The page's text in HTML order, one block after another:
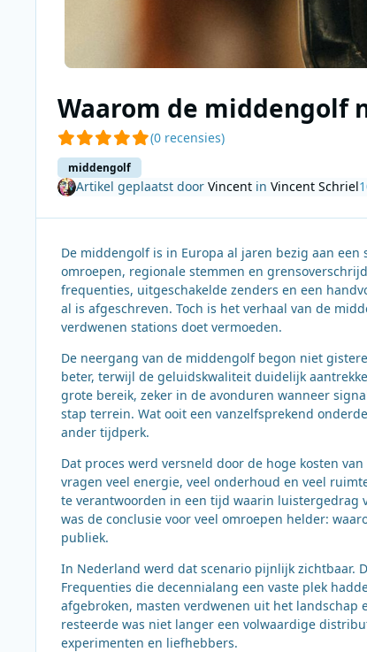
Waarom de middengolf
(0 recensies)
middengolf
Artikel geplaatst door Vincentin Vincent Schriel
De middengolf is in Europa al jaren bezig aan
omroepen, regionale stemmen en
frequenties, uitgeschakelde zenders en een
al is afgeschreven. Toch is het verhaal van de
verdwenen stations doet vermoeden.
De neergang van de middengolf begon niet
beter, terwijl de geluidskwaliteit duidelijk
grote bereik, zeker in de avonduren wanneer
stap terrein. Wat ooit een vanzelfsprekend
ander tijdperk.
Dat proces werd versneld door de hoge kosten
vragen veel energie, veel onderhoud en veel
te verantwoorden in een tijd waarin luistergedrag
was de conclusie voor veel omroepen helder:
publiek.
In Nederland werd dat scenario pijnlijk zichtbaar.
Frequenties die decennialang een vaste plek
afgebroken, masten verdwenen uit het
resteerde was niet langer een volwaardige
experimenten en liefhebbers.